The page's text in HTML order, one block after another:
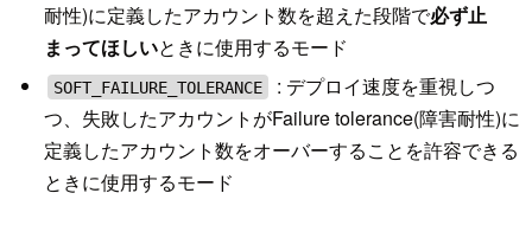
耐性)に定義したアカウント数を超えた段階で必ず止
まってほしいときに使用するモード
SOFT_FAILURE_TOLERANCE
: デプロイ速度を重視しつ
つ、失敗したアカウントがFailure tolerance(障害耐性)に
定義したアカウント数をオーバーすることを許容できる
ときに使用するモード